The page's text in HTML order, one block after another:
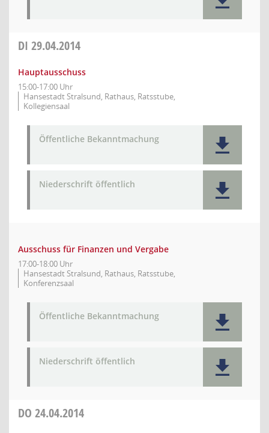
DI 29.04.2014
Hauptausschuss
15:00-17:00 Uhr
Hansestadt Stralsund, Rathaus, Ratsstube,
Kollegiensaal
Öffentliche Bekanntmachung
Niederschrift öffentlich
Ausschuss für Finanzen und Vergabe
17:00-18:00 Uhr
Hansestadt Stralsund, Rathaus, Ratsstube,
Konferenzsaal
Öffentliche Bekanntmachung
Niederschrift öffentlich
DO 24.04.2014